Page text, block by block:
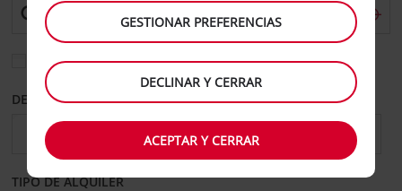
Elegir otra oficina de devolución
DESDE HASTA
TIPO DE ALQUILER
GESTIONAR PREFERENCIAS
DECLINAR Y CERRAR
ACEPTAR Y CERRAR